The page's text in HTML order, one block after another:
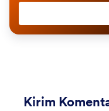
Kirim